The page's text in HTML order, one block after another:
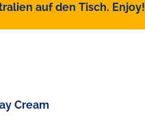
auf den Tisch. Enjoy!
Cream